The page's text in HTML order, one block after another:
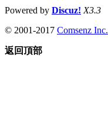
Powered by Discuz! X3.3
© 2001-2017 Comsenz Inc.
返回頂部